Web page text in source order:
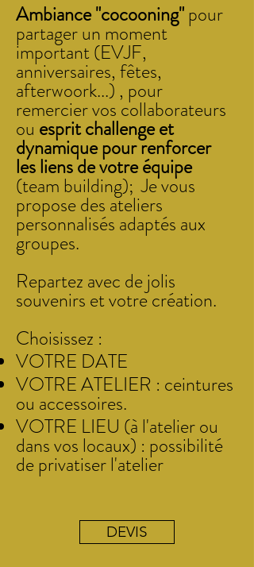
Ambiance "cocooning"pour
partager un moment
important (EVJF,
anniversaires, fêtes,
afterwoork...) , pour
remercier vos collaborateurs
ou esprit challenge et
dynamique pour renforcer
les liens de votre équipe
(team building); Je vous
propose des ateliers
personnalisés adaptés aux
groupes.
Repartez avec de jolis
souvenirs et votre création.
Choisissez :
VOTRE DATE
VOTRE ATELIER : ceintures
ou accessoires.
VOTRE LIEU (à l'atelier ou
dans vos locaux) : possibilité
de privatiser l'atelier
DEVIS